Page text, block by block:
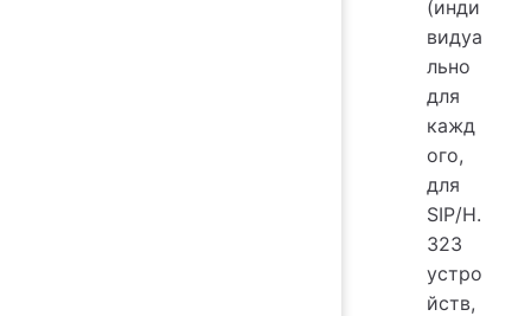
(инди
видуа
льно
для
кажд
ого,
для
SIP/H.
323
устро
йств,